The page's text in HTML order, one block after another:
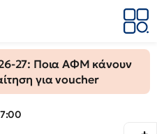
27: Ποια ΑΦΜ κάνουν
για voucher